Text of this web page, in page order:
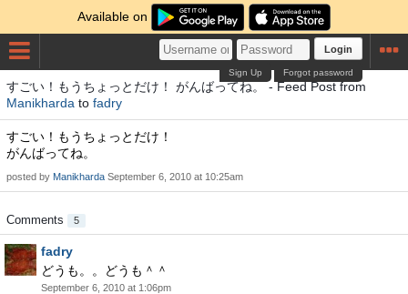
Available on
Login
Forgot password
Sign Up
すごい！もうちょっとだけ！ がんばってね。 - Feed Post from
Manikharda to fadry
すごい！もうちょっとだけ！
がんばってね。
posted by Manikharda September 6, 2010 at 10:25am
Comments 5
fadry
どうも。。どうも＾＾
September 6, 2010 at 1:06pm